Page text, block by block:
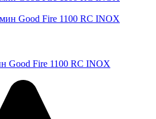
Good Fire 1100 RC INOX